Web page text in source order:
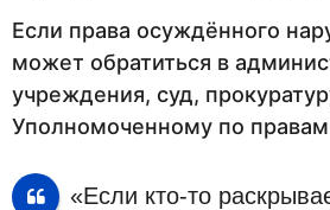
Если права осуждённого
может обратиться в
учреждения, суд,
Уполномоченному по правам
«Если кто-то